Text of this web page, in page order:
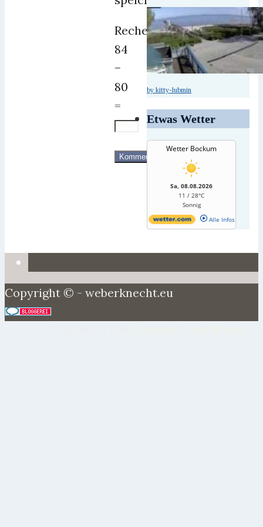
Rechenaufgabe
84
−
80
=
by kitty-lubmin
Etwas Wetter
Wetter Bockum
Sa, 08.08.2026
11 / 28°C
Sonnig
Alle Infos
Copyright © - weberknecht.eu